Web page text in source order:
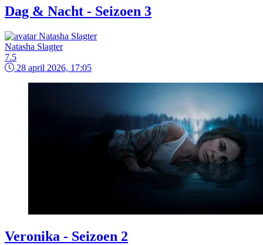
Dag & Nacht - Seizoen 3
Natasha Slagter
7.5
28 april 2026, 17:05
Veronika - Seizoen 2